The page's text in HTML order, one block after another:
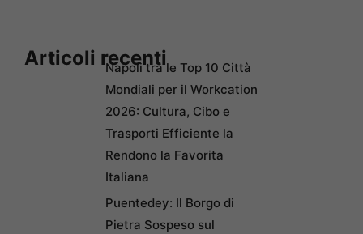
Articoli recentiNapoli tra le Top 10 Città
Mondiali per il Workcation
2026: Cultura, Cibo e
Trasporti Efficiente la
Rendono la Favorita
Italiana
Puentedey: Il Borgo di
Pietra Sospeso sul